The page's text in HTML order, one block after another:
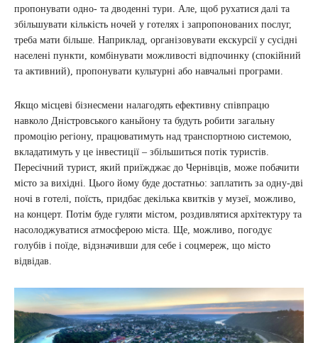
пропонувати одно- та дводенні тури. Але, щоб рухатися далі та
збільшувати кількість ночей у готелях і запропонованих послуг,
треба мати більше. Наприклад, організовувати екскурсії у сусідні
населені пункти, комбінувати можливості відпочинку (спокійний
та активний), пропонувати культурні або навчальні програми.
Якщо місцеві бізнесмени налагодять ефективну співпрацю
навколо Дністровського каньйону та будуть робити загальну
промоцію регіону, працюватимуть над транспортною системою,
вкладатимуть у це інвестиції – збільшиться потік туристів.
Пересічний турист, який приїжджає до Чернівців, може побачити
місто за вихідні. Цього йому буде достатньо: заплатить за одну-дві
ночі в готелі, поїсть, придбає декілька квитків у музеї, можливо,
на концерт. Потім буде гуляти містом, роздивлятися архітектуру та
насолоджуватися атмосферою міста. Ще, можливо, погодує
голубів і поїде, відзначивши для себе і соцмереж, що місто
відвідав.